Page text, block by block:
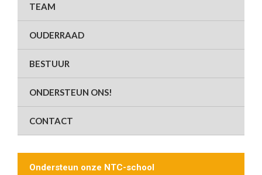
TEAM
OUDERRAAD
BESTUUR
ONDERSTEUN ONS!
CONTACT
Ondersteun onze NTC-school